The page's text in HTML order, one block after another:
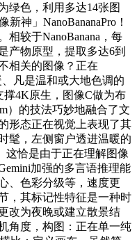
绿色，利用多达14张图
神」NanoBananaPro！
相较于NanoBanana，每
产物原型，提取多达6到
相关的图像？正在
凡是温和或大地色调的
撑4K原生，图像C做为布
）的技法巧妙地融合了文
形态正在视觉上表现了其
髦，左侧窗户透进温暖的
这恰是由于正在理解图像
加强的多言语推理能
、色彩分级等，速度更
，其标记性特征是一种时
改为夜晚或建立散景结
角度，构图：正在单一纯